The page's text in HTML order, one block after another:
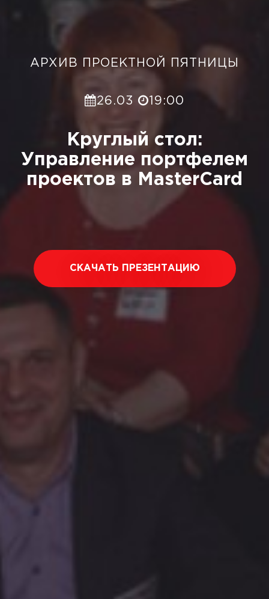
АРХИВ ПРОЕКТНОЙ ПЯТНИЦЫ
26.03 19:00
Круглый стол:
Управление портфелем
проектов в MasterCard
СКАЧАТЬ ПРЕЗЕНТАЦИЮ